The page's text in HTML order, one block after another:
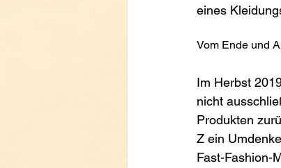
eines
Vom Ende und
Im Herbst
nicht
Produkten
Z ein
Fast-Fashion-